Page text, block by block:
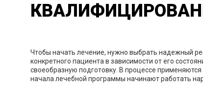
Чтобы начать лечение, нужно выбрать надежный
конкретного пациента в зависимости от его
своеобразную подготовку. В процессе
начала лечебной программы начинают работать